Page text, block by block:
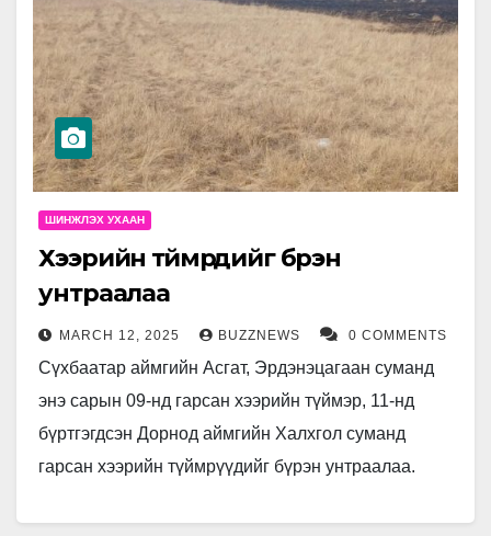
ШИНЖЛЭХ УХААН
Хээрийн түймрүүдийг бүрэн
унтраалаа
MARCH 12, 2025 BUZZNEWS 0 COMMENTS
Сүхбаатар аймгийн Асгат, Эрдэнэцагаан суманд
энэ сарын 09-нд гарсан хээрийн түймэр, 11-нд
бүртгэгдсэн Дорнод аймгийн Халхгол суманд
гарсан хээрийн түймрүүдийг бүрэн унтраалаа.